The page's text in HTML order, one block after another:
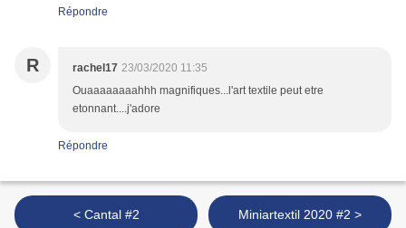
Répondre
R rachel17 23/03/2020 11:35
Ouaaaaaaaahhh magnifiques...l'art textile peut etre
etonnant....j'adore
Répondre
< Cantal #2 Miniartextil 2020 #2 >